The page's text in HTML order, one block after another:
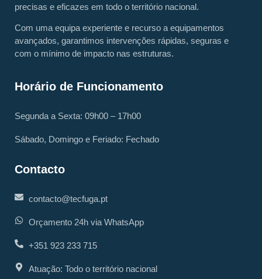
precisas e eficazes em todo o território nacional.
Com uma equipa experiente e recurso a equipamentos
avançados, garantimos intervenções rápidas, seguras e
com o mínimo de impacto nas estruturas.
Horário de Funcionamento
Segunda a Sexta: 09h00 – 17h00
Sábado, Domingo e Feriado: Fechado
Contacto
contacto@tecfuga.pt
Orçamento 24h via WhatsApp
+351 923 233 715
Atuação: Todo o território nacional